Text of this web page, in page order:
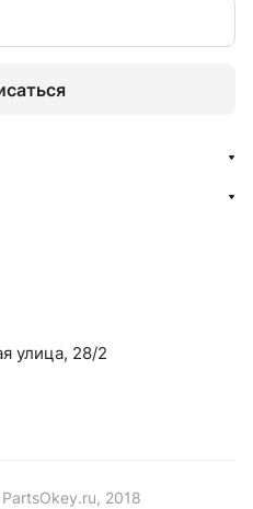
улица, 28/2
2018